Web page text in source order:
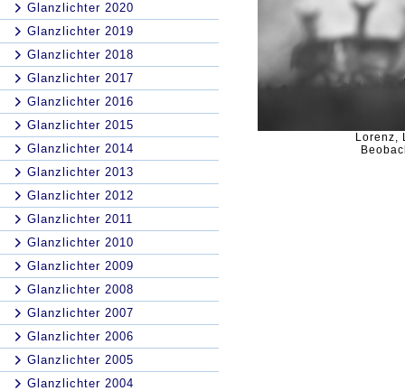
Glanzlichter 2020
Glanzlichter 2019
Glanzlichter 2018
Glanzlichter 2017
Glanzlichter 2016
Glanzlichter 2015
Glanzlichter 2014
Glanzlichter 2013
Glanzlichter 2012
Glanzlichter 2011
Glanzlichter 2010
Glanzlichter 2009
Glanzlichter 2008
Glanzlichter 2007
Glanzlichter 2006
Glanzlichter 2005
Glanzlichter 2004
Lorenz,